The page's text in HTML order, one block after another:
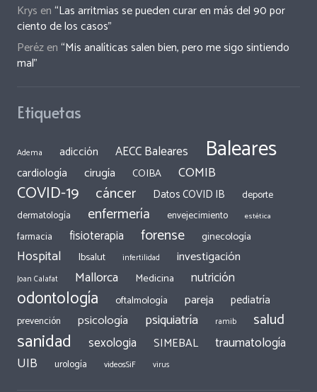
Krys en“Las arritmias se pueden curar en más del 90 por
ciento de los casos”
Perézen“Mis analíticas salen bien, pero me sigo sintiendo
mal”
Etiquetas
Adema adicción AECC Baleares Baleares
cardiología cirugía COIBA COMIB
COVID-19 cáncer Datos COVID IB
deporte
dermatología
enfermería envejecimiento estética
farmacia fisioterapia forense ginecología
Hospital Ibsalut infertilidad investigación
Joan Calafat Mallorca Medicina nutrición
odontología oftalmología pareja pediatría
prevención psicología psiquiatría ramib salud
sanidad sexologia SIMEBAL traumatología
UIB urología videosSiF virus